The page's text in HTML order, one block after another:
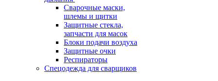
Сварочные маски,
шлемы и щитки
Защитные стекла,
запчасти для масок
Блоки подачи воздуха
Защитные очки
Респираторы
Спецодежда для сварщиков